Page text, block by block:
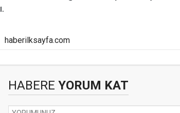
haberilksayfa.com
HABERE YORUM KAT